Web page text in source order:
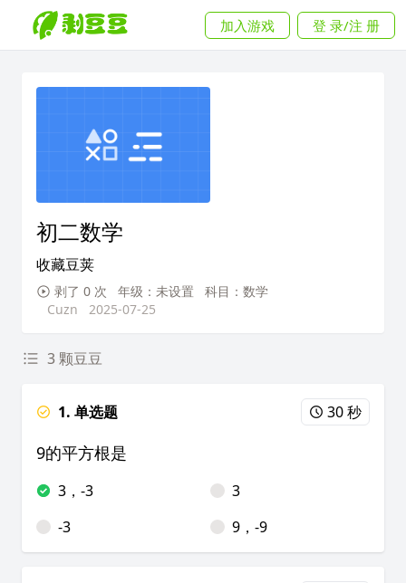
加入游戏 登 录/注 册
初二数学
收藏豆荚
剥了 0 次 年级：未设置
科目：数学
Cuzn
2025-07-25
3 颗豆豆
1. 单选题 30 秒
9的平方根是
3，-3
3
-3
9，-9